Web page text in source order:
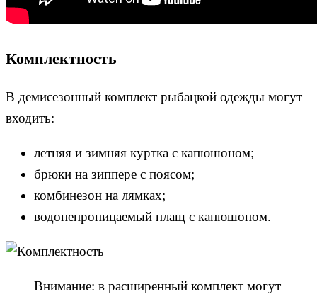
Комплектность
В демисезонный комплект рыбацкой одежды могут
входить:
летняя и зимняя куртка с капюшоном;
брюки на зиппере с поясом;
комбинезон на лямках;
водонепроницаемый плащ с капюшоном.
Внимание: в расширенный комплект могут